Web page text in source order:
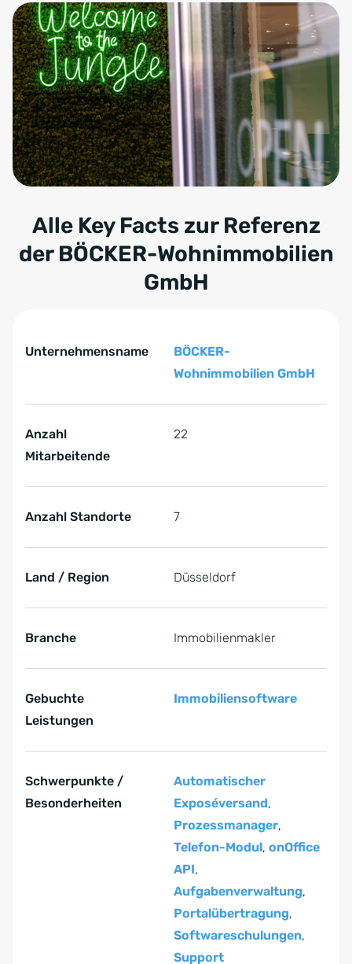
Alle Key Facts zur Referenz
der BÖCKER-Wohnimmobilien
GmbH
Unternehmensname
BÖCKER-
Wohnimmobilien GmbH
Anzahl
Mitarbeitende
22
Anzahl Standorte 7
Land / Region Düsseldorf
Branche Immobilienmakler
Gebuchte
Leistungen
Immobiliensoftware
Schwerpunkte /
Besonderheiten
Automatischer
Exposéversand,
Prozessmanager,
Telefon-Modul, onOffice
API,
Aufgabenverwaltung,
Portalübertragung,
Softwareschulungen,
Support